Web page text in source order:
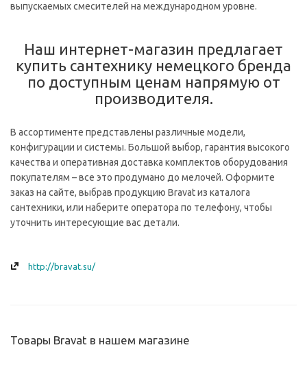
выпускаемых смесителей на международном уровне.
Наш интернет-магазин предлагает
купить сантехнику немецкого бренда
по доступным ценам напрямую от
производителя.
В ассортименте представлены различные модели,
конфигурации и системы. Большой выбор, гарантия высокого
качества и оперативная доставка комплектов оборудования
покупателям – все это продумано до мелочей. Оформите
заказ на сайте, выбрав продукцию Bravat из каталога
сантехники, или наберите оператора по телефону, чтобы
уточнить интересующие вас детали.
http://bravat.su/
Товары Bravat в нашем магазине